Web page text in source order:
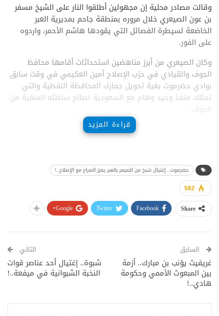
وقالت مصادر محلية إن مجهولين أطلقوا النار على الشيخ مسفر
بن عون الصيعري خلال مروره بمنطقة جاحم بمديرية العبر
الخاضعة لسيطرة الفصائل التي يقودها هاشم الأحمر، واردوه
على الفور.
وكان الصيعري من أبرز مناهضين استحداثات أقامها محافظ
الجوف والقيادي في حزب الإصلاح أمين العكيمي في وقت سابق
بوادي حضرموت بغية تحويل جمارك المحافظة النفطية والتي
تمتلك منفذ وحيد وهام مع السعودية لصالح سلطته المنفية من
الجوف.
قراءة المزيد
حضرموت.. إغتيال شيخ من الصيعر بالعبر يعزز الصراع مع الإصلاح..!
582
Share
Facebook
Twitter
Google+
السابق
غريفيث يؤنب بن مبارك.. أزمة
بين المبعوث الأممي وحكومة
هادي..!
التالي
شبوة.. إغتيال أحد عناصر قوات
النخبة الشبوانية في ميفعة..!